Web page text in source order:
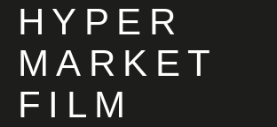
HYPER
MARKET
FILM